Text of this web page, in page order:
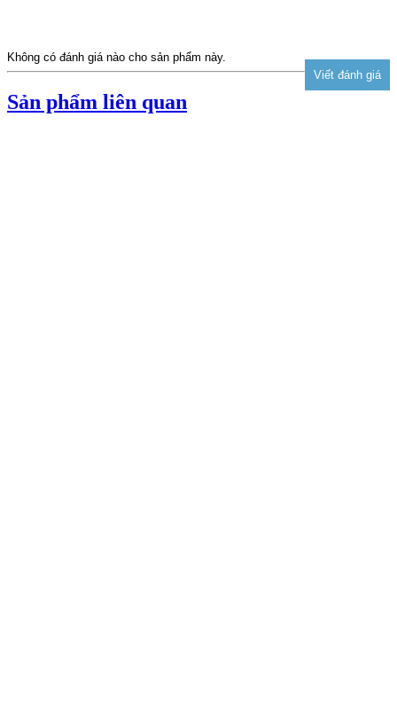
Không có đánh giá nào cho sản phẩm này.
Sản phẩm liên quan